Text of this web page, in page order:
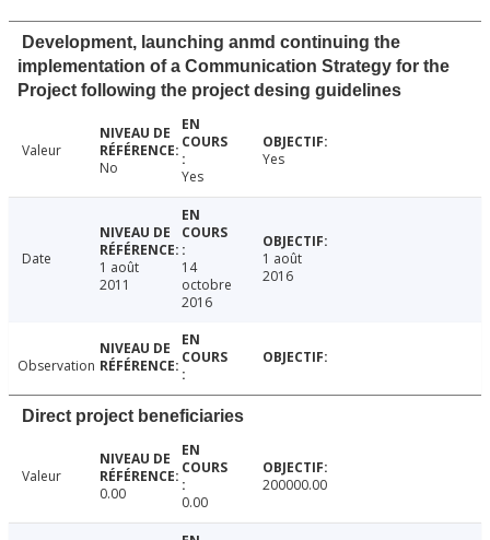
Development, launching anmd continuing the
implementation of a Communication Strategy for the
Project following the project desing guidelines
Valeur
No
Yes
Yes
Date
1 août
2011
14
octobre
2016
1 août
2016
Observation
Direct project beneficiaries
Valeur
0.00
0.00
200000.00